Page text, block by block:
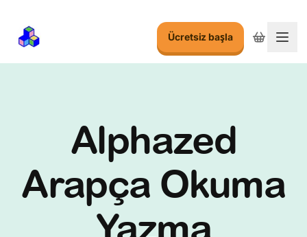
Ücretsiz başla
Alphazed
Arapça Okuma
Yazma